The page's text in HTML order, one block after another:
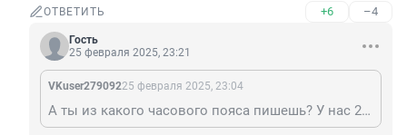
ОТВЕТИТЬ +6 –4
Гость
25 февраля 2025, 23:21
VKuser27909225 февраля 2025, 23:04
А ты из какого часового пояса пишешь? У нас 23.00 примерно, мой комментарий полчаса назад написан. Никак, из США строчишь?